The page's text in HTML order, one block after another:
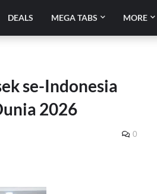
DEALS MEGA TABS MORE
se-Indonesia
2026
0